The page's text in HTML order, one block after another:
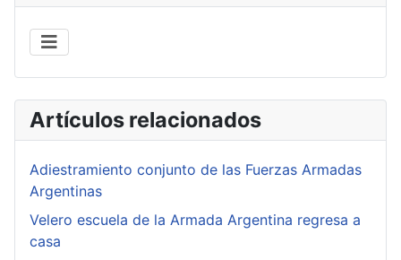
Artículos relacionados
Adiestramiento conjunto de las Fuerzas Armadas
Argentinas
Velero escuela de la Armada Argentina regresa a
casa